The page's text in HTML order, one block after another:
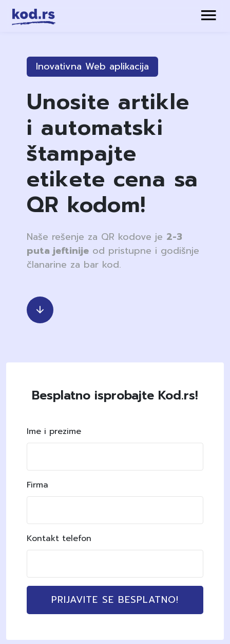
Inovativna Web aplikacija
Unosite artikle
i automatski
štampajte
etikete cena sa
QR kodom!
Naše rešenje za QR kodove je 2-3
puta jeftinije od pristupne i godišnje
članarine za bar kod.
Besplatno isprobajte Kod.rs!
Ime i prezime
Firma
Kontakt telefon
PRIJAVITE SE BESPLATNO!